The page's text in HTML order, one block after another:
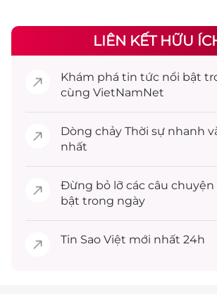
LIÊN KẾT HỮU
Khám phá tin tức nổi bật
cùng VietNamNet
Dòng chảy Thời sự nhanh
nhất
Đừng bỏ lỡ các câu chuyện
bật trong ngày
Tin Sao Việt mới nhất 24h